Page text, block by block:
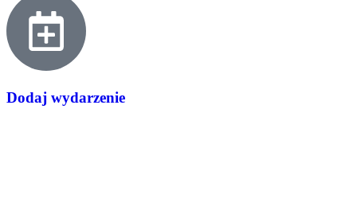
Dodaj wydarzenie